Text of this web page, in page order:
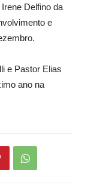
Delfino da
e
e Pastor Elias
ano na